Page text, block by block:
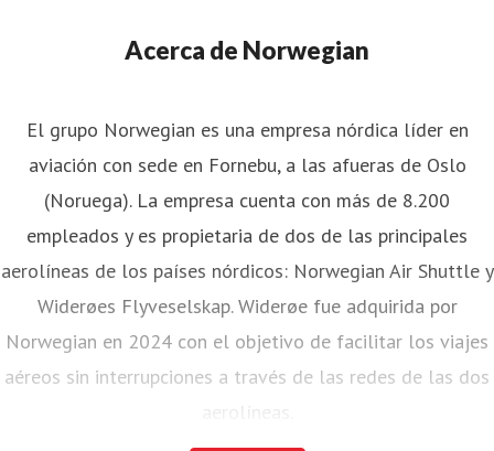
Acerca de Norwegian
El grupo Norwegian es una empresa nórdica líder en
aviación con sede en Fornebu, a las afueras de Oslo
(Noruega). La empresa cuenta con más de 8.200
empleados y es propietaria de dos de las principales
aerolíneas de los países nórdicos: Norwegian Air Shuttle y
Widerøes Flyveselskap. Widerøe fue adquirida por
Norwegian en 2024 con el objetivo de facilitar los viajes
aéreos sin interrupciones a través de las redes de las dos
aerolíneas.